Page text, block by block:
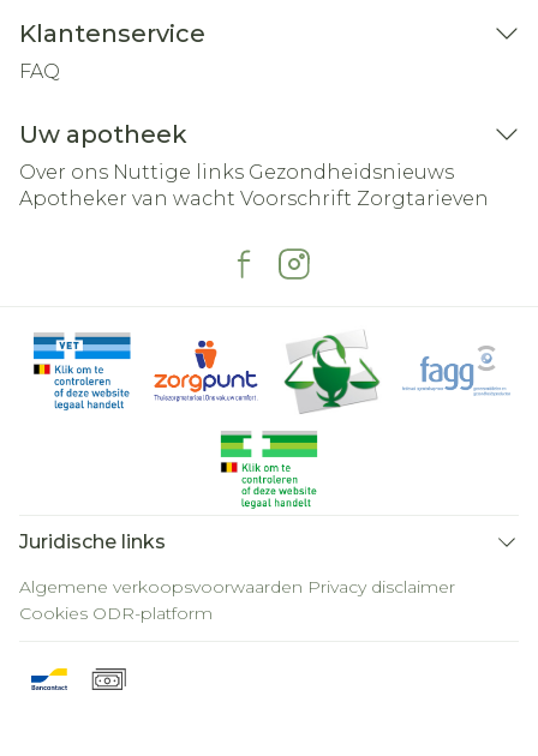
Klantenservice
FAQ
Uw apotheek
Over ons Nuttige links Gezondheidsnieuws
Apotheker van wacht Voorschrift Zorgtarieven
Juridische links
Algemene verkoopsvoorwaarden Privacy disclaimer
Cookies ODR-platform